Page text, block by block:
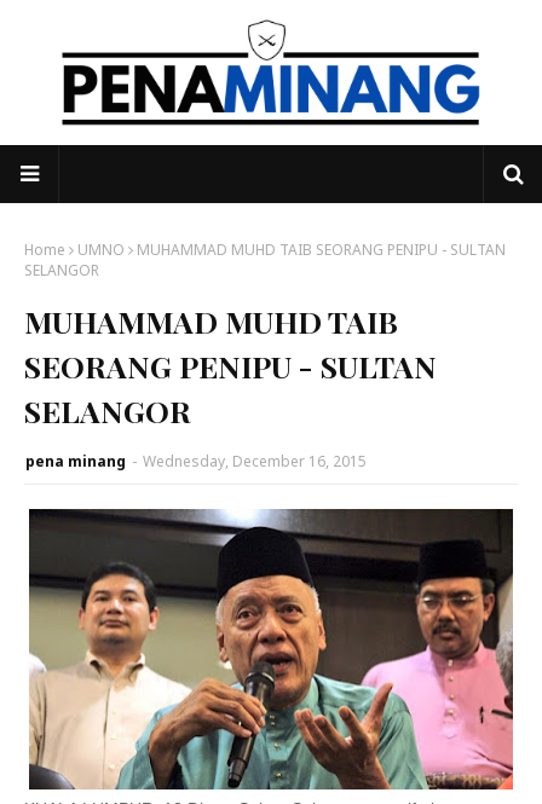
Home UMNO
MUHAMMAD MUHD TAIB SEORANG PENIPU - SULTAN
SELANGOR
MUHAMMAD MUHD TAIB
SEORANG PENIPU - SULTAN
SELANGOR
pena minang - Wednesday, December 16, 2015